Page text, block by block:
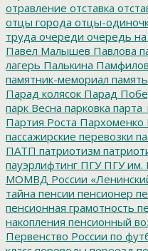
отравление отставка
отцы города отцы-
труда очереди очередь
Павел Малышев Павлова
лагерь Палькина
памятник-мемориал память
Парад колясок Парад
парк Весна парковка
Партия Роста Пархоменко
пассажирские перевозки
ПАТП патриотизм
пауэрлифтинг ПГУПГУ им.
МОМВД России
тайна пенсии пенсионер
пенсионная грамотность
накопления пенсионный
Первенство России по